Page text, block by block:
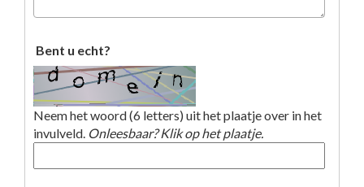
Bent u echt?
Neem het woord (6 letters) uit het plaatje over in het
invulveld. Onleesbaar? Klik op het plaatje.